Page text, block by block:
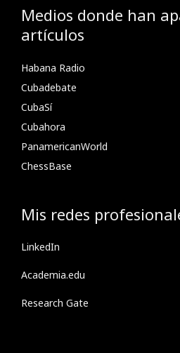
Medios donde han
artículos
Habana Radio
Cubadebate
CubaSí
Cubahora
PanamericanWorld
ChessBase
Mis redes
LinkedIn
Academia.edu
Research Gate